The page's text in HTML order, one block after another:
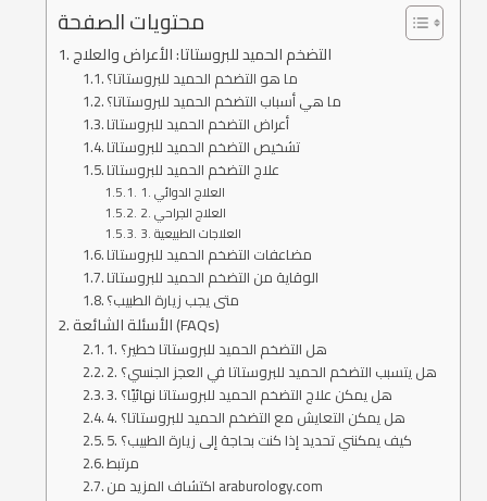
محتويات الصفحة
التضخم الحميد للبروستاتا: الأعراض والعلاج
ما هو التضخم الحميد للبروستاتا؟
ما هي أسباب التضخم الحميد للبروستاتا؟
أعراض التضخم الحميد للبروستاتا
تشخيص التضخم الحميد للبروستاتا
علاج التضخم الحميد للبروستاتا
1. العلاج الدوائي
2. العلاج الجراحي
3. العلاجات الطبيعية
مضاعفات التضخم الحميد للبروستاتا
الوقاية من التضخم الحميد للبروستاتا
متى يجب زيارة الطبيب؟
الأسئلة الشائعة (FAQs)
1. هل التضخم الحميد للبروستاتا خطير؟
2. هل يتسبب التضخم الحميد للبروستاتا في العجز الجنسي؟
3. هل يمكن علاج التضخم الحميد للبروستاتا نهائيًا؟
4. هل يمكن التعايش مع التضخم الحميد للبروستاتا؟
5. كيف يمكنني تحديد إذا كنت بحاجة إلى زيارة الطبيب؟
مرتبط
اكتشاف المزيد من araburology.com